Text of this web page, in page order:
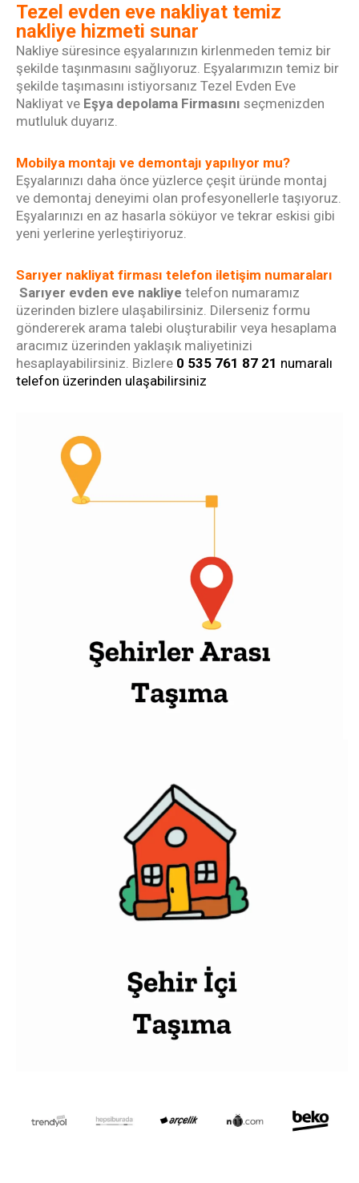
Tezel evden eve nakliyat temiz
nakliye hizmeti sunar
Nakliye süresince eşyalarınızın kirlenmeden temiz bir
şekilde taşınmasını sağlıyoruz. Eşyalarımızın temiz bir
şekilde taşımasını istiyorsanız Tezel Evden Eve
Nakliyat ve Eşya depolama Firmasını seçmenizden
mutluluk duyarız.
Mobilya montajı ve demontajı yapılıyor mu?
Eşyalarınızı daha önce yüzlerce çeşit üründe montaj
ve demontaj deneyimi olan profesyonellerle taşıyoruz.
Eşyalarınızı en az hasarla söküyor ve tekrar eskisi gibi
yeni yerlerine yerleştiriyoruz.
Sarıyer nakliyat firması telefon iletişim numaraları
Sarıyer evden eve nakliye telefon numaramız
üzerinden bizlere ulaşabilirsiniz. Dilerseniz formu
göndererek arama talebi oluşturabilir veya hesaplama
aracımız üzerinden yaklaşık maliyetinizi
hesaplayabilirsiniz. Bizlere 0 535 761 87 21 numaralı
telefon üzerinden ulaşabilirsiniz